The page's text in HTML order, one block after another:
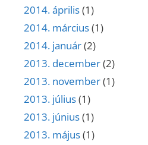
2014. április(1)
2014. március(1)
2014. január(2)
2013. december(2)
2013. november(1)
2013. július(1)
2013. június(1)
2013. május(1)